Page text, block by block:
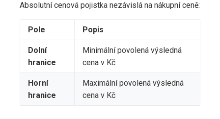
Absolutní cenová pojistka nezávislá na nákupní ceně:
Pole Popis
Dolní
hranice
Minimální povolená výsledná
cena v Kč
Horní
hranice
Maximální povolená výsledná
cena v Kč